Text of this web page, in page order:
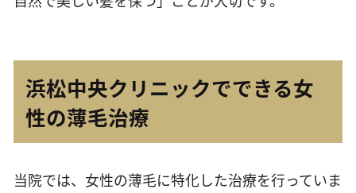
浜松中央クリニックでできる女
性の薄毛治療
当院では、女性の薄毛に特化した治療を行っていま